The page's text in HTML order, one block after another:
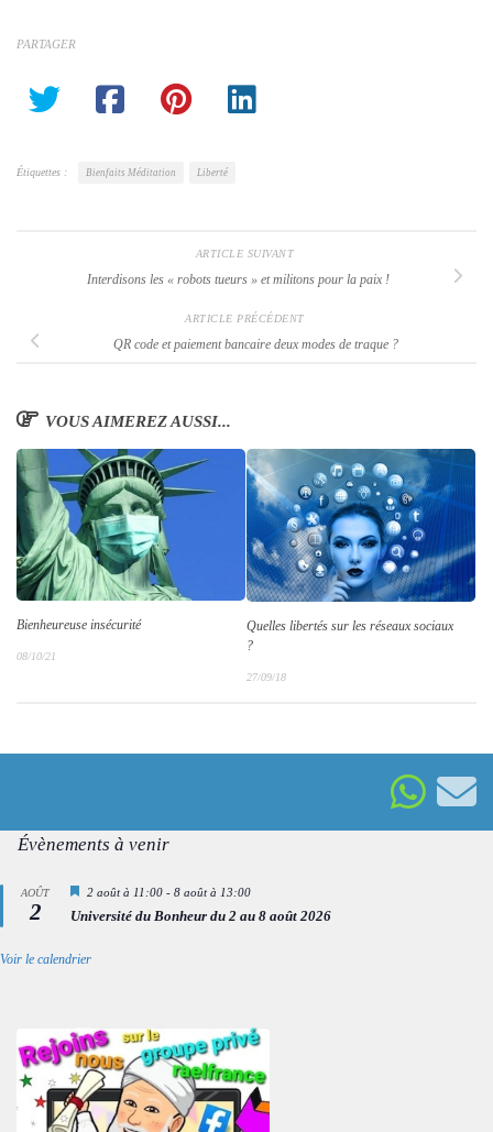
PARTAGER
Étiquettes : Bienfaits Méditation Liberté
ARTICLE SUIVANT
Interdisons les « robots tueurs »et militons pour la paix !
ARTICLE PRÉCÉDENT
QR code et paiement bancaire deux modes de traque ?
VOUS AIMEREZ AUSSI...
Bienheureuse insécurité
08/10/21
Quelles libertés sur les réseaux sociaux
?
27/09/18
Évènements à venir
AOÛT
2
Mis
avant
2 août à 11:00 - 8 août à 13:00
Université du Bonheur du 2 au 8 août 2026
Voir le calendrier